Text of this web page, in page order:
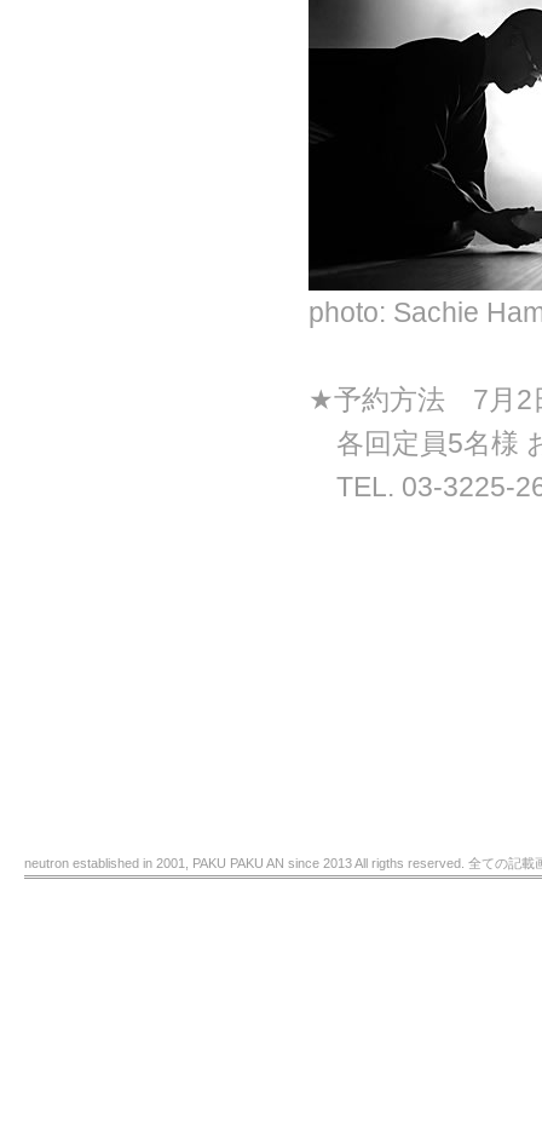
photo: Sachie
★予約方法 7月2
各回定員5名様
TEL. 03-3225-
neutron established in 2001, PAKU PAKU AN since 2013 All rigths reserved. 全ての記